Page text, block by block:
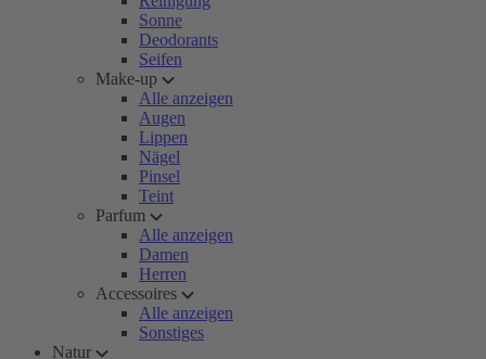
Sonne
Deodorants
Seifen
Make-up
Alle anzeigen
Augen
Lippen
Nägel
Pinsel
Teint
Parfum
Alle anzeigen
Damen
Herren
Accessoires
Alle anzeigen
Sonstiges
Natur